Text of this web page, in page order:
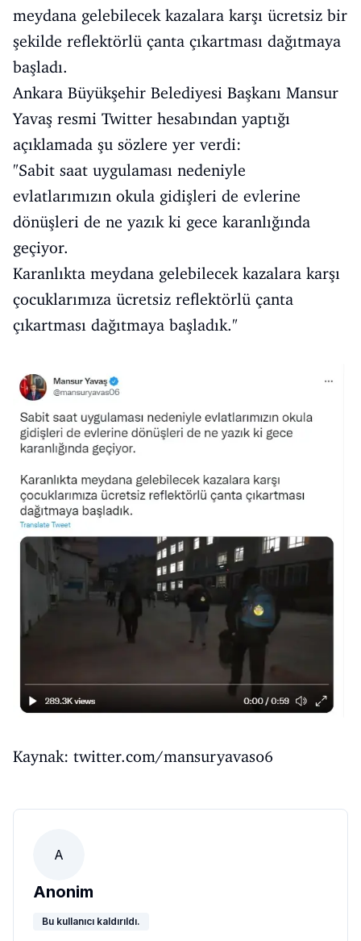
meydana gelebilecek kazalara karşı ücretsiz bir
şekilde reflektörlü çanta çıkartması dağıtmaya
başladı.
Ankara Büyükşehir Belediyesi Başkanı Mansur
Yavaş resmi Twitter hesabından yaptığı
açıklamada şu sözlere yer verdi:
"Sabit saat uygulaması nedeniyle
evlatlarımızın okula gidişleri de evlerine
dönüşleri de ne yazık ki gece karanlığında
geçiyor.
Karanlıkta meydana gelebilecek kazalara karşı
çocuklarımıza ücretsiz reflektörlü çanta
çıkartması dağıtmaya başladık."
Kaynak: twitter.com/mansuryavas06
A
Anonim
Bu kullanıcı kaldırıldı.